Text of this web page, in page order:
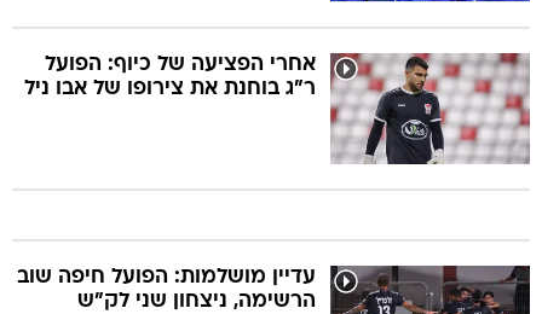
אחרי הפציעה של כיוף: הפועל
ר"ג בוחנת את צירופו של אבו ניל
עדיין מושלמות: הפועל חיפה שוב
הרשימה, ניצחון שני לק"ש